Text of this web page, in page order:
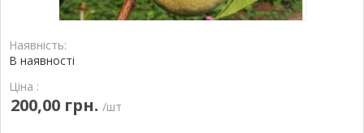
Наявність:
В наявності
Ціна :
200,00 грн. /шт